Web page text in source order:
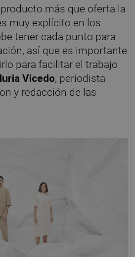
más que oferta la
muy explícito en los
tener cada punto para
así que es importante
para facilitar el trabajo
Vicedo, periodista
y redacción de las